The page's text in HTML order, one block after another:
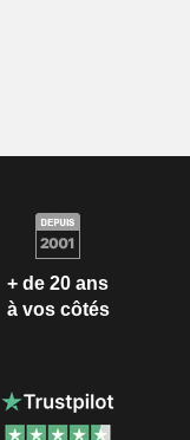
+ de 20 ans
à vos côtés